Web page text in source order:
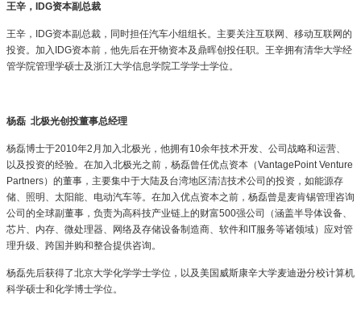
王辛，IDG资本副总裁
王辛，IDG资本副总裁，同时担任汽车小组组长。主要关注互联网、移动互联网的
投资。加入IDG资本前，他先后在开物资本及鼎晖创投任职。王辛拥有清华大学经
管学院管理学硕士及浙江大学信息学院工学学士学位。
杨磊 北极光创投董事总经理
杨磊博士于2010年2月加入北极光，他拥有10余年技术开发、公司战略和运营、
以及投资的经验。在加入北极光之前，杨磊曾任优点资本（VantagePoint Venture
Partners）的董事，主要集中于大陆及台湾地区清洁技术公司的投资，如能源存
储、照明、太阳能、电动汽车等。在加入优点资本之前，杨磊曾是麦肯锡管理咨询
公司的全球副董事，负责为高科技产业链上的财富500强公司（涵盖半导体设备、
芯片、内存、微处理器、网络及存储设备制造商、软件和IT服务等诸领域）应对管
理升级、跨国并购和整合提供咨询。
杨磊先后获得了北京大学化学学士学位，以及美国威斯康辛大学麦迪逊分校计算机
科学硕士和化学博士学位。